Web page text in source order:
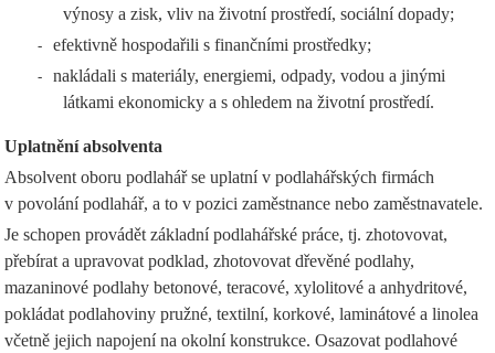
výnosy a zisk, vliv na životní prostředí, sociální dopady;
- efektivně hospodařili s finančními prostředky;
-
nakládali s materiály, energiemi, odpady, vodou a jinými
látkami ekonomicky a s ohledem na životní prostředí.
Uplatnění absolventa
Absolvent oboru podlahář se uplatní v podlahářských firmách
v povolání podlahář, a to v pozici zaměstnance nebo zaměstnavatele.
Je schopen provádět základní podlahářské práce, tj. zhotovovat,
přebírat a upravovat podklad, zhotovovat dřevěné podlahy,
mazaninové podlahy betonové, teracové, xylolitové a anhydritové,
pokládat podlahoviny pružné, textilní, korkové, laminátové a linolea
včetně jejich napojení na okolní konstrukce. Osazovat podlahové